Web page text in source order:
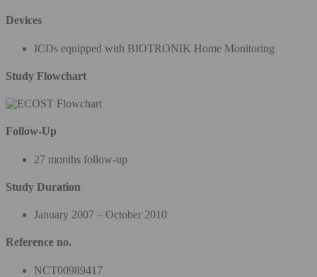
Devices
ICDs equipped with BIOTRONIK Home Monitoring
Study Flowchart
Follow-Up
27 months follow-up
Study Duration
January 2007 – October 2010
Reference no.
NCT00989417